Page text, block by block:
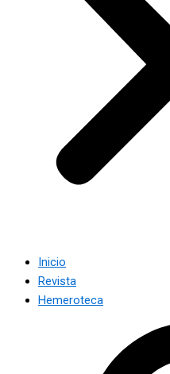
Inicio
Revista
Hemeroteca